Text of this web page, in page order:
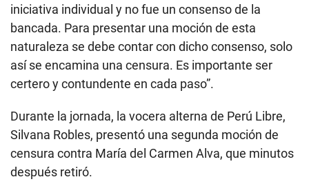
iniciativa individual y no fue un consenso de la
bancada. Para presentar una moción de esta
naturaleza se debe contar con dicho consenso, solo
así se encamina una censura. Es importante ser
certero y contundente en cada paso”.
Durante la jornada, la vocera alterna de Perú Libre,
Silvana Robles, presentó una segunda moción de
censura contra María del Carmen Alva, que minutos
después retiró.